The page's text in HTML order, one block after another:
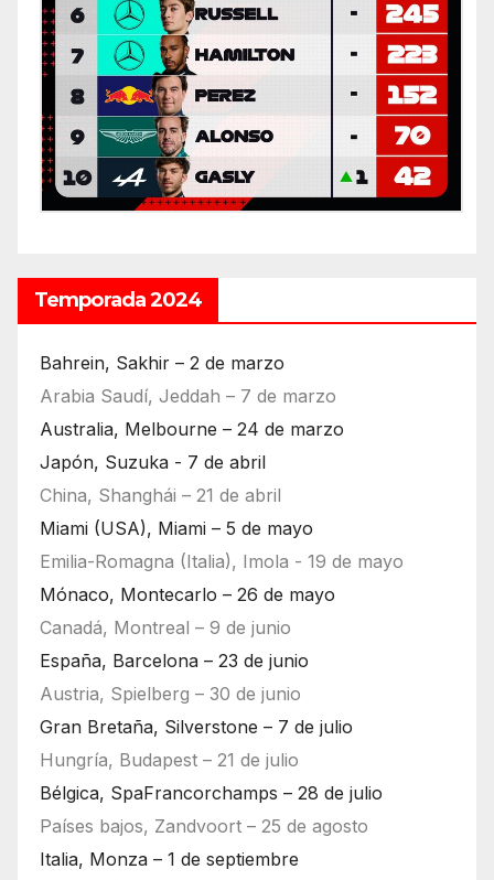
Temporada 2024
Bahrein, Sakhir – 2 de marzo
Arabia Saudí, Jeddah – 7 de marzo
Australia, Melbourne – 24 de marzo
Japón, Suzuka - 7 de abril
China, Shanghái – 21 de abril
Miami (USA), Miami – 5 de mayo
Emilia-Romagna (Italia), Imola - 19 de mayo
Mónaco, Montecarlo – 26 de mayo
Canadá, Montreal – 9 de junio
España, Barcelona – 23 de junio
Austria, Spielberg – 30 de junio
Gran Bretaña, Silverstone – 7 de julio
Hungría, Budapest – 21 de julio
Bélgica, SpaFrancorchamps – 28 de julio
Países bajos, Zandvoort – 25 de agosto
Italia, Monza – 1 de septiembre